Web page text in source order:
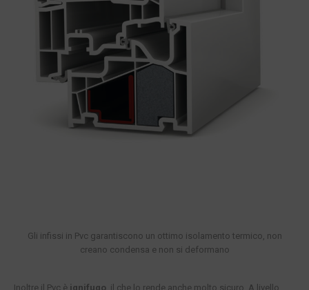
Gli infissi in Pvc garantiscono un ottimo isolamento termico, non
creano condensa e non si deformano
Inoltre il Pvc è ignifugo , il che lo rende anche molto sicuro. A livello